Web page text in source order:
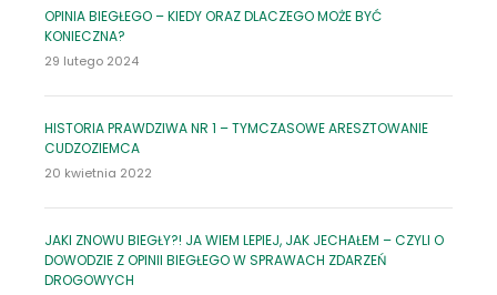
OPINIA BIEGŁEGO – KIEDY ORAZ DLACZEGO MOŻE BYĆ
KONIECZNA?
29 lutego 2024
HISTORIA PRAWDZIWA NR 1 – TYMCZASOWE ARESZTOWANIE
CUDZOZIEMCA
20 kwietnia 2022
JAKI ZNOWU BIEGŁY?! JA WIEM LEPIEJ, JAK JECHAŁEM – CZYLI O
DOWODZIE Z OPINII BIEGŁEGO W SPRAWACH ZDARZEŃ
DROGOWYCH